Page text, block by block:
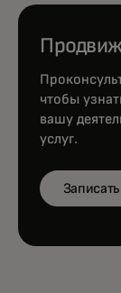
чтобы
вашу
услуг.